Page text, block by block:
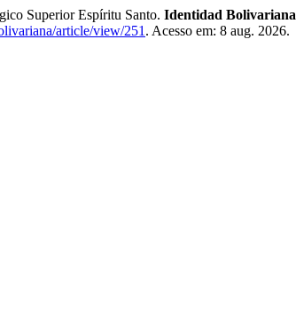
Superior Espíritu Santo. Identidad Bolivariana
article/view/251 . Acesso em: 8 aug. 2026.